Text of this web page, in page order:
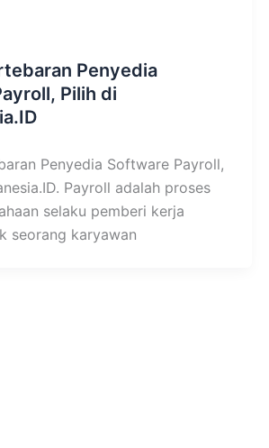
Penyedia
Pilih di
Penyedia Software Payroll,
Payroll adalah proses
selaku pemberi kerja
seorang karyawan